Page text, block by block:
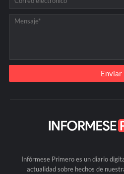
Infórmese Primero es un diario
actualidad sobre hechos de